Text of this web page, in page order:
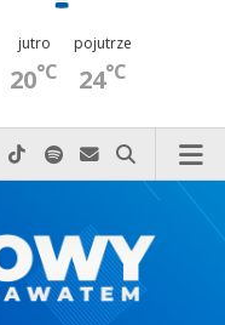
jutro
20°C
pojutrze
24°C
do nas zadzwoń
na Facebook-u
nas na X
Odwiedź nas na Instagram-ie
Odwiedź nas na TikTok-u
Szukaj nas na Spotify
Wyślij do nas
Szukaj